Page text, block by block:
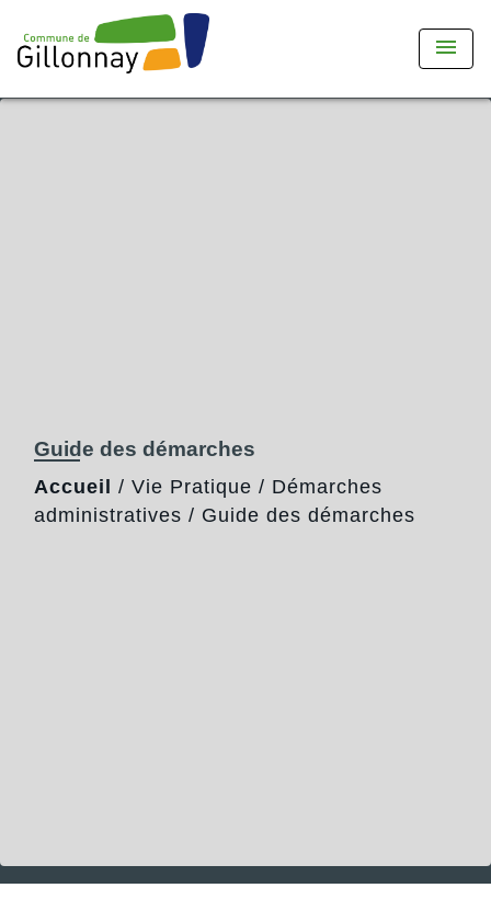
menu
Guide des démarches
Accueil / Vie Pratique / Démarches
administratives / Guide des démarches